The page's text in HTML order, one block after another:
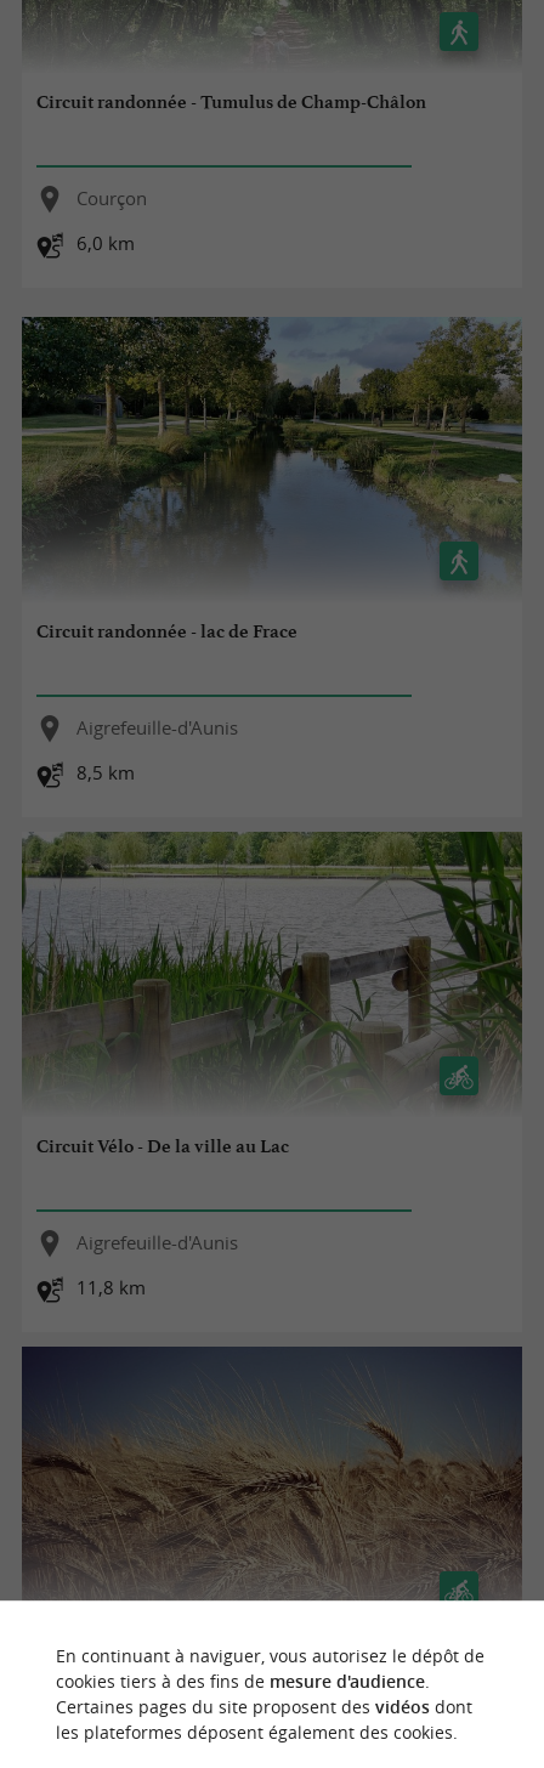
Circuit randonnée - Tumulus de Champ-Châlon
Courçon
6,0 km
Circuit randonnée - lac de Frace
Aigrefeuille-d'Aunis
8,5 km
Circuit Vélo - De la ville au Lac
Aigrefeuille-d'Aunis
11,8 km
Circuit court - La Vélo Ciré
En continuant à naviguer, vous autorisez le dépôt de
cookies tiers à des fins de mesure d'audience.
Certaines pages du site proposent des vidéosdont
les plateformes déposent également des cookies.